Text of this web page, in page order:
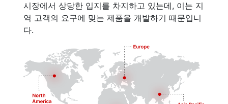
시장에서 상당한 입지를 차지하고 있는데, 이는 지
역 고객의 요구에 맞는 제품을 개발하기 때문입니
다.